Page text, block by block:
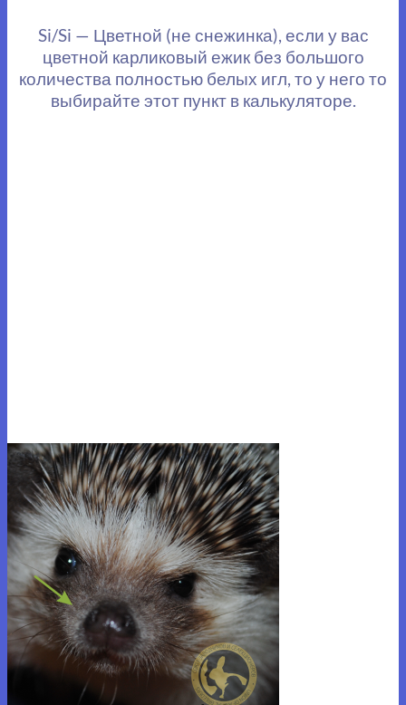
Si/Si — Цветной (не снежинка), если у вас
цветной карликовый ежик без большого
количества полностью белых игл, то у него то
выбирайте этот пункт в калькуляторе.